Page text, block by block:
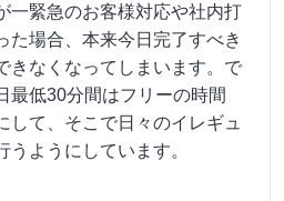
一緊急のお客様対応や社内打
た場合、本来今日完了すべき
きなくなってしまいます。で
最低30分間はフリーの時間
して、そこで日々のイレギュ
うようにしています。